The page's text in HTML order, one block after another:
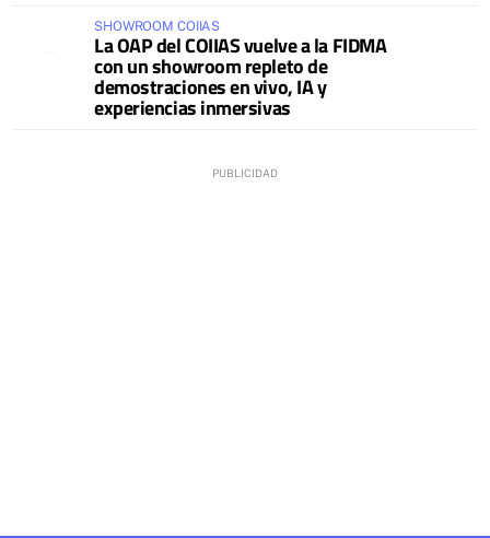
SHOWROOM COIIAS
La OAP del COIIAS vuelve a la FIDMA
con un showroom repleto de
demostraciones en vivo, IA y
experiencias inmersivas